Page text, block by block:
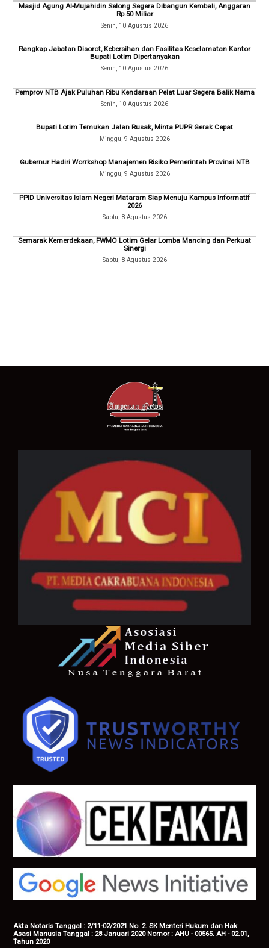
Masjid Agung Al-Mujahidin Selong Segera Dibangun Kembali, Anggaran
Rp.50 Miliar
Senin, 10 Agustus 2026
Rangkap Jabatan Disorot, Kebersihan dan Fasilitas Keselamatan Kantor
Bupati Lotim Dipertanyakan
Senin, 10 Agustus 2026
Pemprov NTB Ajak Puluhan Ribu Kendaraan Pelat Luar Segera Balik Nama
Senin, 10 Agustus 2026
Bupati Lotim Temukan Jalan Rusak, Minta PUPR Gerak Cepat
Minggu, 9 Agustus 2026
Gubernur Hadiri Worrkshop Manajemen Risiko Pemerintah Provinsi NTB
Minggu, 9 Agustus 2026
PPID Universitas Islam Negeri Mataram Siap Menuju Kampus Informatif
2026
Sabtu, 8 Agustus 2026
Semarak Kemerdekaan, FWMO Lotim Gelar Lomba Mancing dan Perkuat
Sinergi
Sabtu, 8 Agustus 2026
Akta Notaris Tanggal : 2/11-02/2021 No. 2. SK Menteri Hukum dan Hak
Asasi Manusia Tanggal : 28 Januari 2020 Nomor : AHU - 00565. AH - 02.01,
Tahun 2020